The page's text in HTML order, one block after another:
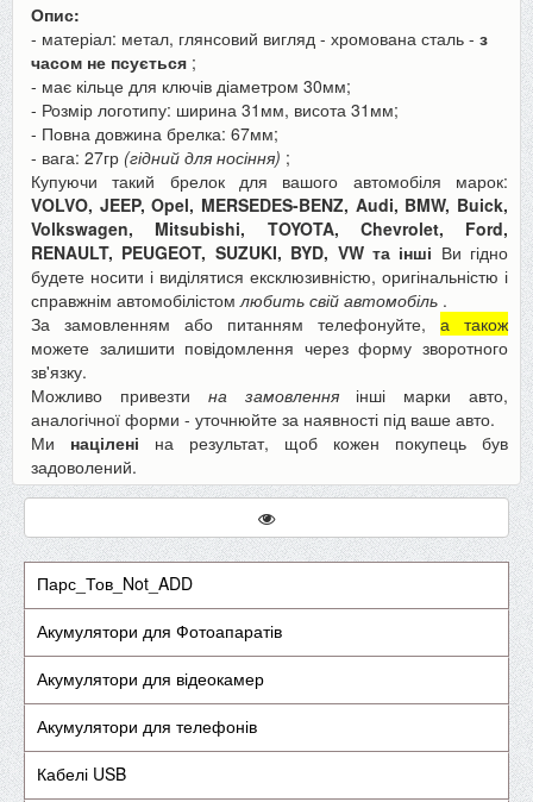
Опис:
- матеріал: метал, глянсовий вигляд - хромована сталь - з
часом не псується ;
- має кільце для ключів діаметром 30мм;
- Розмір логотипу: ширина 31мм, висота 31мм;
- Повна довжина брелка: 67мм;
- вага: 27гр (гідний для носіння) ;
Купуючи такий брелок для вашого автомобіля марок:
VOLVO, JEEP, Opel, MERSEDES-BENZ, Audi, BMW, Buick,
Volkswagen, Mitsubishi, TOYOTA, Chevrolet, Ford,
RENAULT, PEUGEOT, SUZUKI, BYD, VW та інші Ви гідно
будете носити і виділятися ексклюзивністю, оригінальністю і
справжнім автомобілістом любить свій автомобіль .
За замовленням або питанням телефонуйте, а також
можете залишити повідомлення через форму зворотного
зв'язку.
Можливо привезти на замовленняінші марки авто,
аналогічної форми - уточнюйте за наявності під ваше авто.
Ми націлені на результат, щоб кожен покупець був
задоволений.
Парс_Тов_Not_ADD
Акумулятори для Фотоапаратів
Акумулятори для відеокамер
Акумулятори для телефонів
Кабелі USB